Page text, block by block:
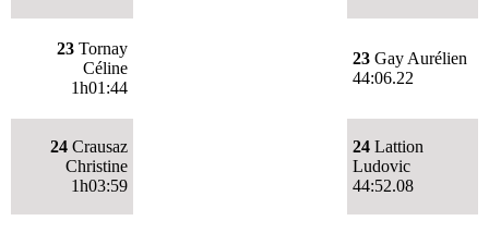
23 Tornay
Céline
1h01:44
23 Gay Aurélien
44:06.22
24 Crausaz
Christine
1h03:59
24 Lattion
Ludovic
44:52.08